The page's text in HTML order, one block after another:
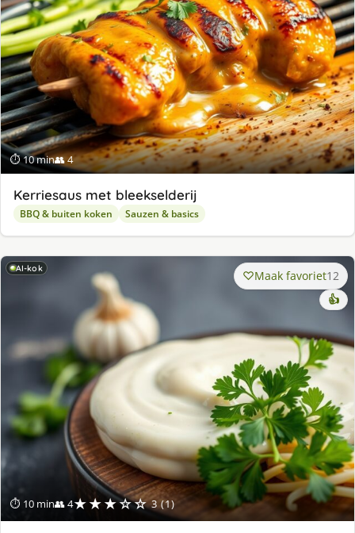
⏱ 10 min👥 4
Kerriesaus met bleekselderij
BBQ & buiten koken Sauzen & basics
AI-kok
⏱ 10 min👥 4★★★☆☆ 3 (1)
Maak favoriet12
👍